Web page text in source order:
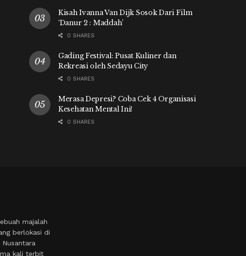
Kisah Ivanna Van Dijk Sosok Dari Film
‘Danur 2 : Maddah’
0 SHARES
Gading Festival: Pusat Kuliner dan
Rekreasi oleh Sedayu City
0 SHARES
Merasa Depresi? Coba Cek 4 Organisasi
Kesehatan Mental Ini!
0 SHARES
majalah
berlokasi di
kali terbit